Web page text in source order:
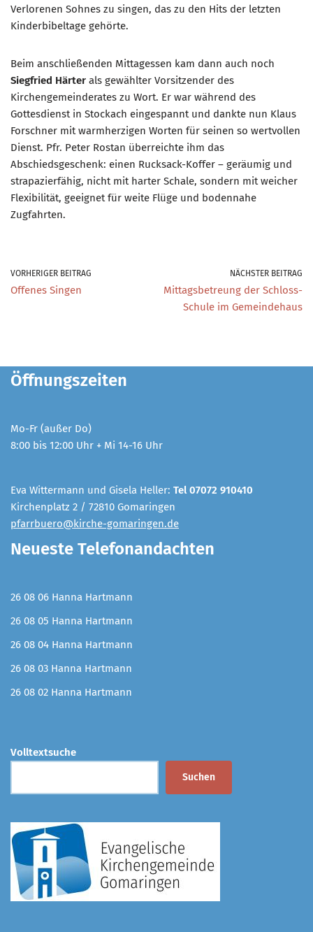
Verlorenen Sohnes zu singen, das zu den Hits der letzten
Kinderbibeltage gehörte.
Beim anschließenden Mittagessen kam dann auch noch
Siegfried Härter als gewählter Vorsitzender des
Kirchengemeinderates zu Wort. Er war während des
Gottesdienst in Stockach eingespannt und dankte nun Klaus
Forschner mit warmherzigen Worten für seinen so wertvollen
Dienst. Pfr. Peter Rostan überreichte ihm das
Abschiedsgeschenk: einen Rucksack-Koffer – geräumig und
strapazierfähig, nicht mit harter Schale, sondern mit weicher
Flexibilität, geeignet für weite Flüge und bodennahe
Zugfahrten.
VORHERIGER BEITRAG
Offenes Singen
NÄCHSTER BEITRAG
Mittagsbetreung der Schloss-
Schule im Gemeindehaus
Öffnungszeiten
Mo-Fr (außer Do)
8:00 bis 12:00 Uhr + Mi 14-16 Uhr
Eva Wittermann und Gisela Heller: Tel 07072 910410
Kirchenplatz 2 / 72810 Gomaringen
pfarrbuero@kirche-gomaringen.de
Neueste Telefonandachten
26 08 06 Hanna Hartmann
26 08 05 Hanna Hartmann
26 08 04 Hanna Hartmann
26 08 03 Hanna Hartmann
26 08 02 Hanna Hartmann
Volltextsuche
Suchen